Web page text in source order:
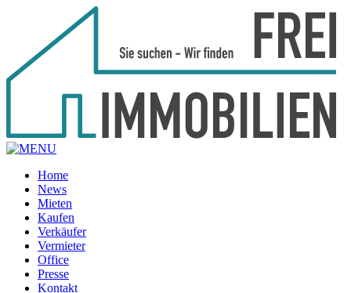
Home
News
Mieten
Kaufen
Verkäufer
Vermieter
Office
Presse
Kontakt